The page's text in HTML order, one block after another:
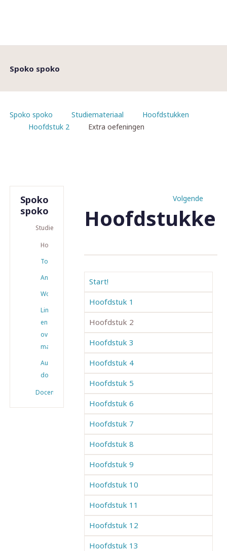
Spoko spoko
Spoko spoko Studiemateriaal
Hoofdstukken
Hoofdstuk 2
Extra oefeningen
Spoko
spoko
Studiemateriaal
Hoofdstukken
Toetsen
Antwoorden
Woordenlijsten
Links
en
overig
materiaal
Audio
downloaden
Docenten
Volgende
Start!
Hoofdstuk 1
Hoofdstuk 2
Hoofdstuk 3
Hoofdstuk 4
Hoofdstuk 5
Hoofdstuk 6
Hoofdstuk 7
Hoofdstuk 8
Hoofdstuk 9
Hoofdstuk 10
Hoofdstuk 11
Hoofdstuk 12
Hoofdstuk 13